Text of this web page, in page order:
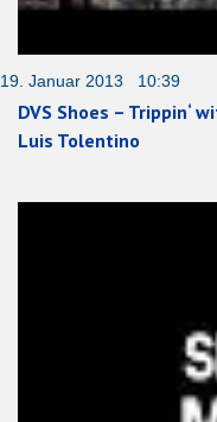
19. Januar 2013 10:39
DVS Shoes – Trippin‘
Luis Tolentino